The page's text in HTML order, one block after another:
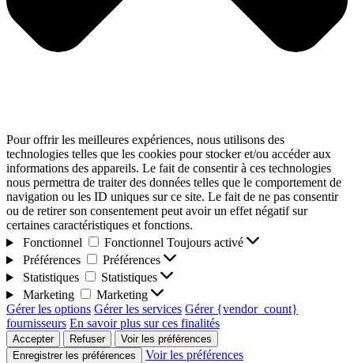
Pour offrir les meilleures expériences, nous utilisons des
technologies telles que les cookies pour stocker et/ou accéder aux
informations des appareils. Le fait de consentir à ces technologies
nous permettra de traiter des données telles que le comportement de
navigation ou les ID uniques sur ce site. Le fait de ne pas consentir
ou de retirer son consentement peut avoir un effet négatif sur
certaines caractéristiques et fonctions.
Fonctionnel
Fonctionnel Toujours activé
Préférences
Préférences
Statistiques
Statistiques
Marketing
Marketing
Gérer les options Gérer les services Gérer {vendor_count}
fournisseurs En savoir plus sur ces finalités
Accepter Refuser
Voir les préférences
Enregistrer les préférences
Voir les préférences